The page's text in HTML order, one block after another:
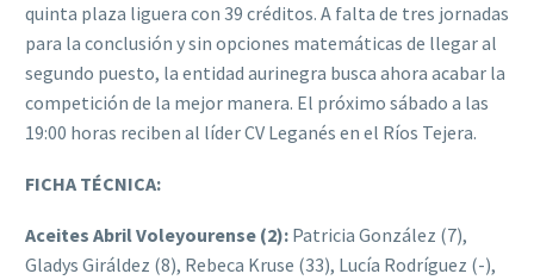
quinta plaza liguera con 39 créditos. A falta de tres jornadas
para la conclusión y sin opciones matemáticas de llegar al
segundo puesto, la entidad aurinegra busca ahora acabar la
competición de la mejor manera. El próximo sábado a las
19:00 horas reciben al líder CV Leganés en el Ríos Tejera.
FICHA TÉCNICA:
Aceites Abril Voleyourense (2): Patricia González (7),
Gladys Giráldez (8), Rebeca Kruse (33), Lucía Rodríguez (-),